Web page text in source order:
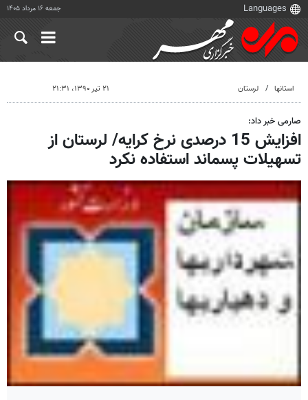
جمعه ۱۶ مرداد ۱۴۰۵
استانها لرستان ۲۱ تیر ۱۳۹۰، ۲۱:۳۱
صارمی خبر داد:
افزایش 15 درصدی نرخ کرایه/ لرستان از
تسهیلات پسماند استفاده نکرد